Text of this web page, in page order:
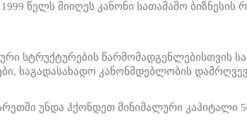
წელს მიიღეს კანონი სათამაშო ბიზნესის
სტრუქტურების წარმომადგენლებისთვის
საგადასახადო კანონმდებლობის
უნდა ჰქონდეთ მინიმალური კაპიტალი